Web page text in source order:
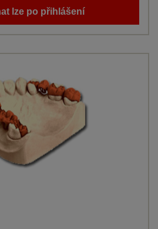
lze po přihlášení